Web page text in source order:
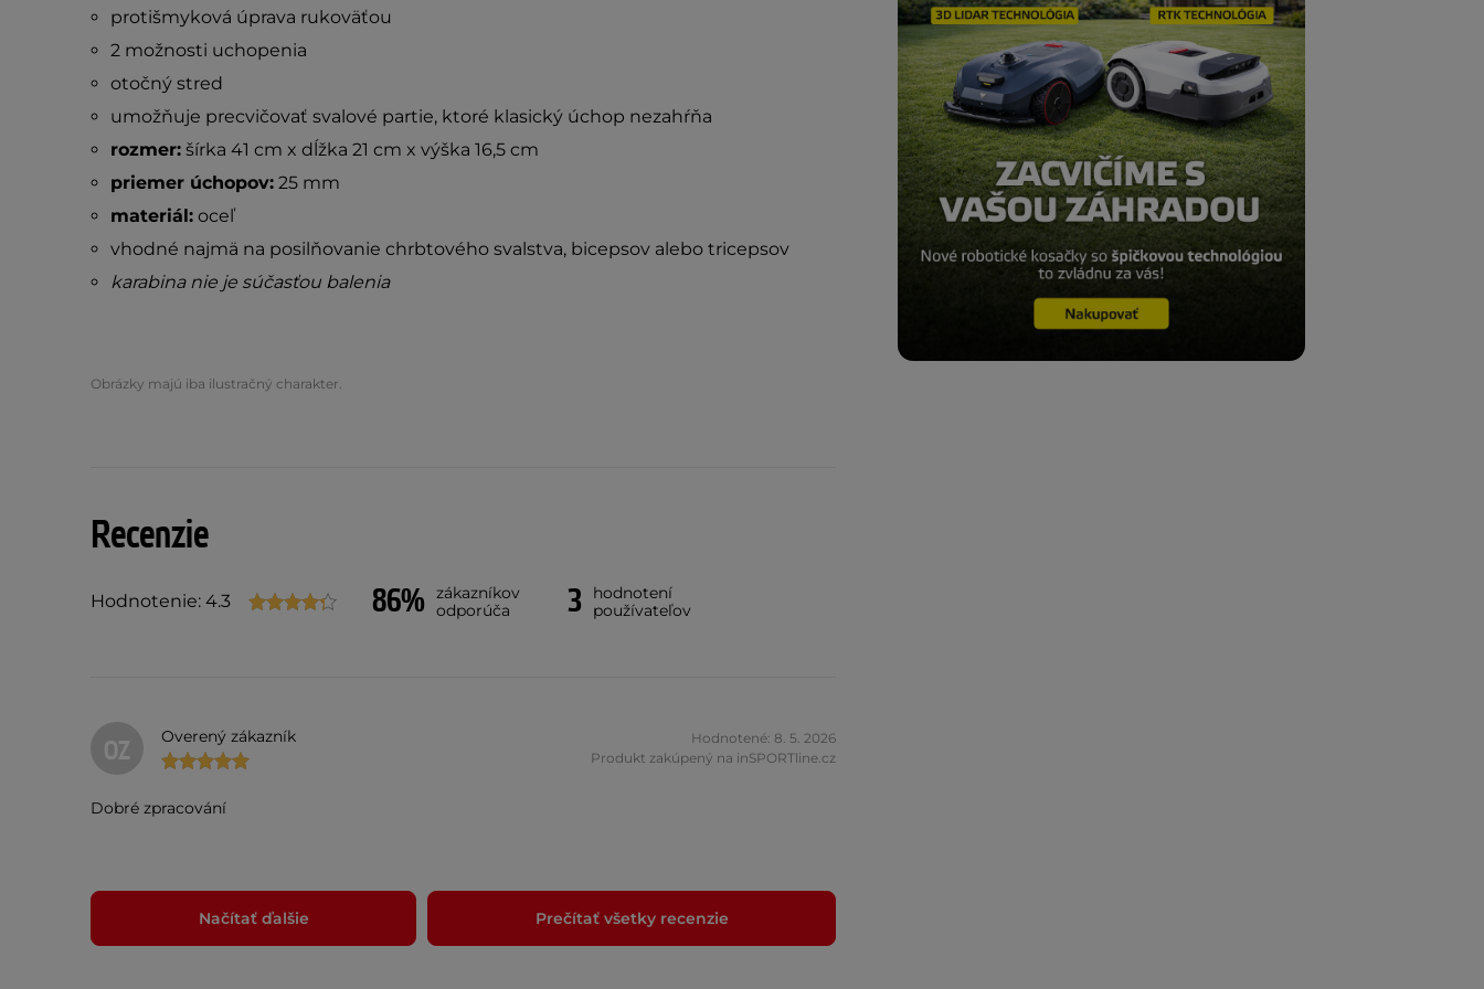
protišmyková úprava rukoväťou
2 možnosti uchopenia
otočný stred
umožňuje precvičovať svalové partie, ktoré klasický úchop nezahŕňa
rozmer:šírka 41 cm x dĺžka 21 cm x výška 16,5 cm
priemer úchopov:25 mm
materiál:oceľ
vhodné najmä na posilňovanie chrbtového svalstva, bicepsov alebo tricepsov
karabina nie je súčasťou balenia
Obrázky majú iba ilustračný charakter.
Recenzie
Hodnotenie: 4.3 86% zákazníkov
odporúča
3
hodnotení
používateľov
OZ Overený zákazník
Hodnotené: 8. 5. 2026
Produkt zakúpený na inSPORTline.cz
Dobré zpracování
Načítať ďalšie Prečítať všetky recenzie